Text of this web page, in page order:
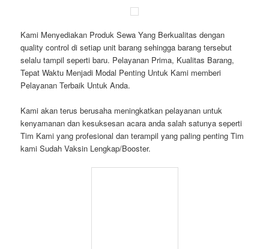
Kami Menyediakan Produk Sewa Yang Berkualitas dengan
quality control di setiap unit barang sehingga barang tersebut
selalu tampil seperti baru. Pelayanan Prima, Kualitas Barang,
Tepat Waktu Menjadi Modal Penting Untuk Kami memberi
Pelayanan Terbaik Untuk Anda.
Kami akan terus berusaha meningkatkan pelayanan untuk
kenyamanan dan kesuksesan acara anda salah satunya seperti
Tim Kami yang profesional dan terampil yang paling penting Tim
kami Sudah Vaksin Lengkap/Booster.